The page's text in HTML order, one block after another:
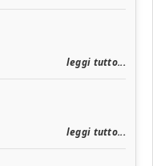
leggi tutto...
leggi tutto...